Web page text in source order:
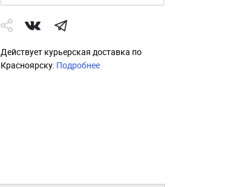
Действует курьерская доставка по
Красноярску. Подробнее